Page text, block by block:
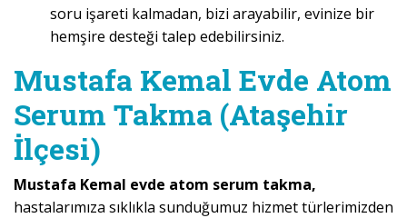
soru işareti kalmadan, bizi arayabilir, evinize bir
hemşire desteği talep edebilirsiniz.
Mustafa Kemal Evde Atom
Serum Takma (Ataşehir
İlçesi)
Mustafa Kemal evde atom serum takma,
hastalarımıza sıklıkla sunduğumuz hizmet türlerimizden